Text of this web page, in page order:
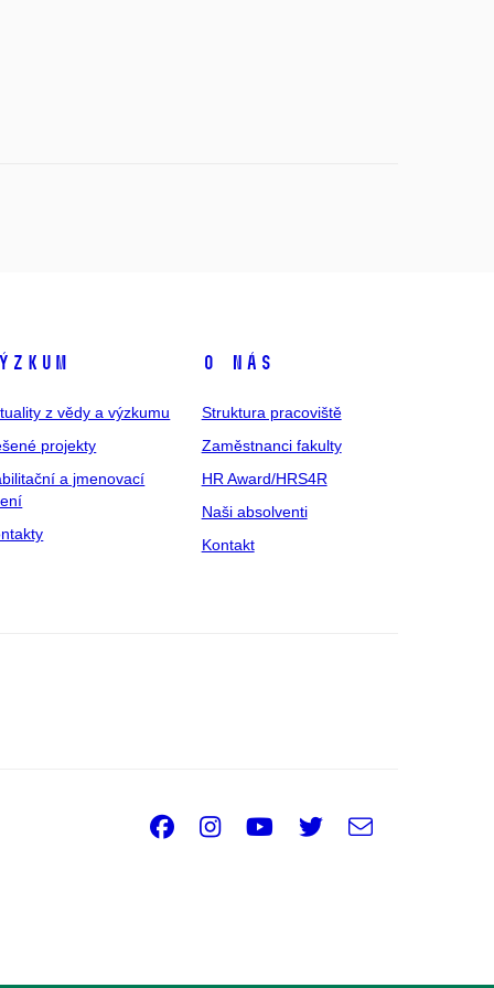
z vědy a výzkumu
projekty
a jmenovací
O nás
Struktura pracoviště
Zaměstnanci fakulty
HR Award/HRS4R
Naši absolventi
Kontakt
Facebook
Instagram
Youtube
Twitter
e-